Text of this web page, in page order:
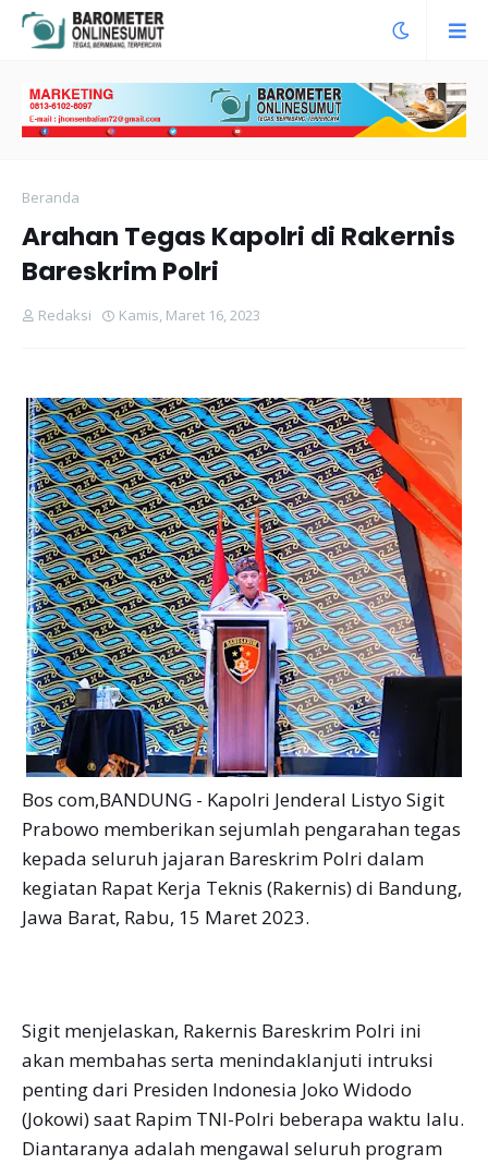
Beranda
Arahan Tegas Kapolri di Rakernis
Bareskrim Polri
Redaksi Kamis, Maret 16, 2023
Bos com,BANDUNG - Kapolri Jenderal Listyo Sigit
Prabowo memberikan sejumlah pengarahan tegas
kepada seluruh jajaran Bareskrim Polri dalam
kegiatan Rapat Kerja Teknis (Rakernis) di Bandung,
Jawa Barat, Rabu, 15 Maret 2023.
Sigit menjelaskan, Rakernis Bareskrim Polri ini
akan membahas serta menindaklanjuti intruksi
penting dari Presiden Indonesia Joko Widodo
(Jokowi) saat Rapim TNI-Polri beberapa waktu lalu.
Diantaranya adalah mengawal seluruh program